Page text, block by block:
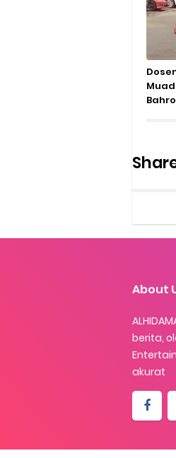
About
berita,
akurat